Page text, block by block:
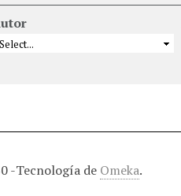
-Tecnología de Omeka.